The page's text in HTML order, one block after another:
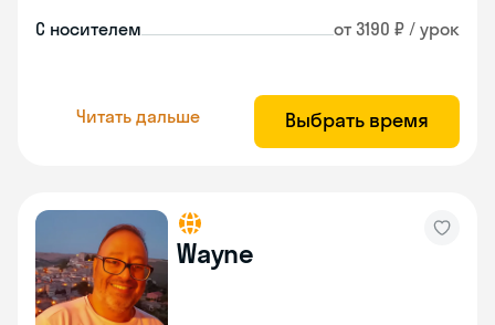
С носителем от 3190 ₽ / урок
Читать дальше Выбрать время
Wayne